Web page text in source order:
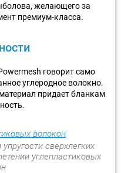
желающего за
премиум-класса.
говорит само
углеродное волокно.
придает бланкам
сверхлегких
углепластиковых